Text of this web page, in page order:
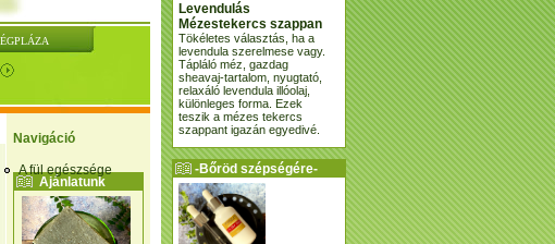
Navigáció
A fül egészsége
Ajánlatunk
Levendulás
Mézestekercs szappan
Tökéletes választás, ha a
levendula szerelmese vagy.
Tápláló méz, gazdag
sheavaj-tartalom, nyugtató,
relaxáló levendula illóolaj,
különleges forma. Ezek
teszik a mézes tekercs
szappant igazán egyedivé.
-Bőröd szépségére-